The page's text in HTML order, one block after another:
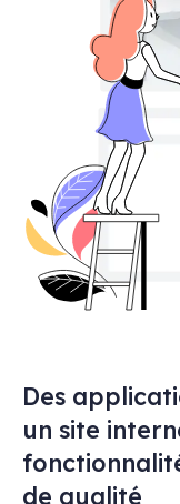
Des
un site
de qualité